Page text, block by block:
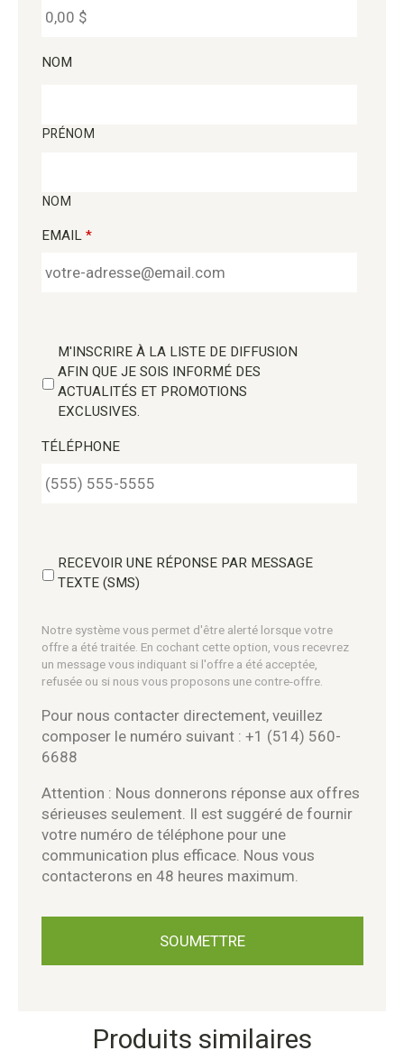
NOM
PRÉNOM
NOM
EMAIL *
M'INSCRIRE À LA LISTE DE DIFFUSION
AFIN QUE JE SOIS INFORMÉ DES
ACTUALITÉS ET PROMOTIONS
EXCLUSIVES.
TÉLÉPHONE
RECEVOIR UNE RÉPONSE PAR MESSAGE
TEXTE (SMS)
Notre système vous permet d'être alerté lorsque votre
offre a été traitée. En cochant cette option, vous recevrez
un message vous indiquant si l'offre a été acceptée,
refusée ou si nous vous proposons une contre-offre.
Pour nous contacter directement, veuillez
composer le numéro suivant : +1 (514) 560-
6688
Attention : Nous donnerons réponse aux offres
sérieuses seulement. Il est suggéré de fournir
votre numéro de téléphone pour une
communication plus efficace. Nous vous
contacterons en 48 heures maximum.
Produits similaires